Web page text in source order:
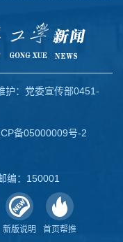
护：党委宣传部0451-
备05000009号-2
编：150001
新版说明 首页帮推